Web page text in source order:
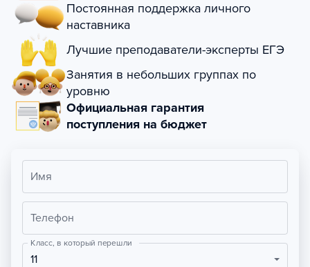
Постоянная поддержка личного
наставника
Лучшие преподаватели-эксперты ЕГЭ
Занятия в небольших группах по
уровню
Официальная гарантия
поступления на бюджет
Имя
Телефон
Класс, в который перешли
11